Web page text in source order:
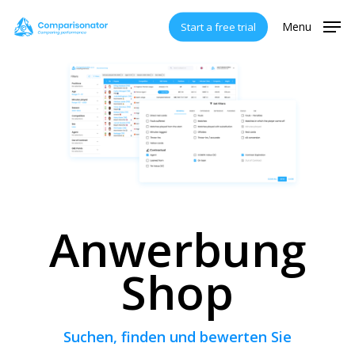
Start a free trial Menu
Anwerbung
Shop
Suchen, finden und bewerten Sie